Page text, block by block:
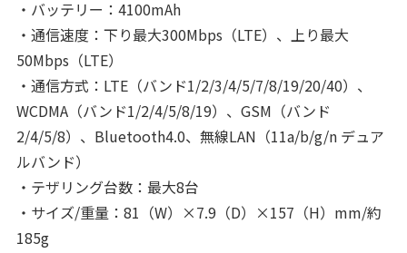
・バッテリー：4100mAh
・通信速度：下り最大300Mbps（LTE）、上り最大
50Mbps（LTE）
・通信方式：LTE（バンド1/2/3/4/5/7/8/19/20/40）、
WCDMA（バンド1/2/4/5/8/19）、GSM（バンド
2/4/5/8）、Bluetooth4.0、無線LAN（11a/b/g/n デュア
ルバンド）
・テザリング台数：最大8台
・サイズ/重量：81（W）×7.9（D）×157（H）mm/約
185g